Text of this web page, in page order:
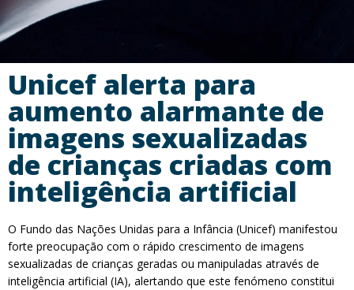
Unicef alerta para
aumento alarmante de
imagens sexualizadas
de crianças criadas com
inteligência artificial
O Fundo das Nações Unidas para a Infância (Unicef) manifestou
forte preocupação com o rápido crescimento de imagens
sexualizadas de crianças geradas ou manipuladas através de
inteligência artificial (IA), alertando que este fenómeno constitui